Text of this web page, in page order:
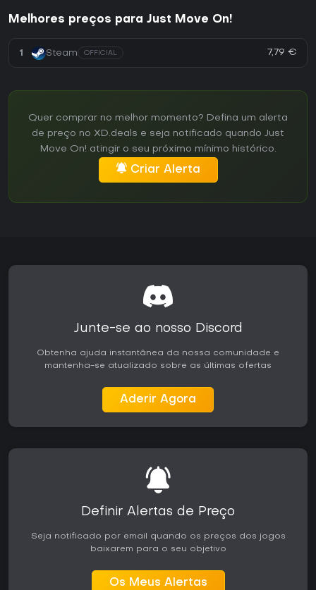
Melhores preços para Just Move On!
1 Steam OFFICIAL 7,79 €
Quer comprar no melhor momento? Defina um alerta
de preço no XD.deals e seja notificado quando Just
Move On! atingir o seu próximo mínimo histórico.
Criar Alerta
Junte-se ao nosso Discord
Obtenha ajuda instantânea da nossa comunidade e
mantenha-se atualizado sobre as últimas ofertas
Aderir Agora
Definir Alertas de Preço
Seja notificado por email quando os preços dos jogos
baixarem para o seu objetivo
Os Meus Alertas